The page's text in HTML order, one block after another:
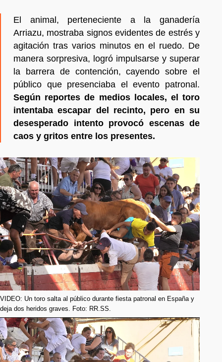
El animal, perteneciente a la ganadería
Arriazu, mostraba signos evidentes de estrés y
agitación tras varios minutos en el ruedo. De
manera sorpresiva, logró impulsarse y superar
la barrera de contención, cayendo sobre el
público que presenciaba el evento patronal.
Según reportes de medios locales, el toro
intentaba escapar del recinto, pero en su
desesperado intento provocó escenas de
caos y gritos entre los presentes.
VIDEO: Un toro salta al público durante fiesta patronal en España y
deja dos heridos graves. Foto: RR.SS.